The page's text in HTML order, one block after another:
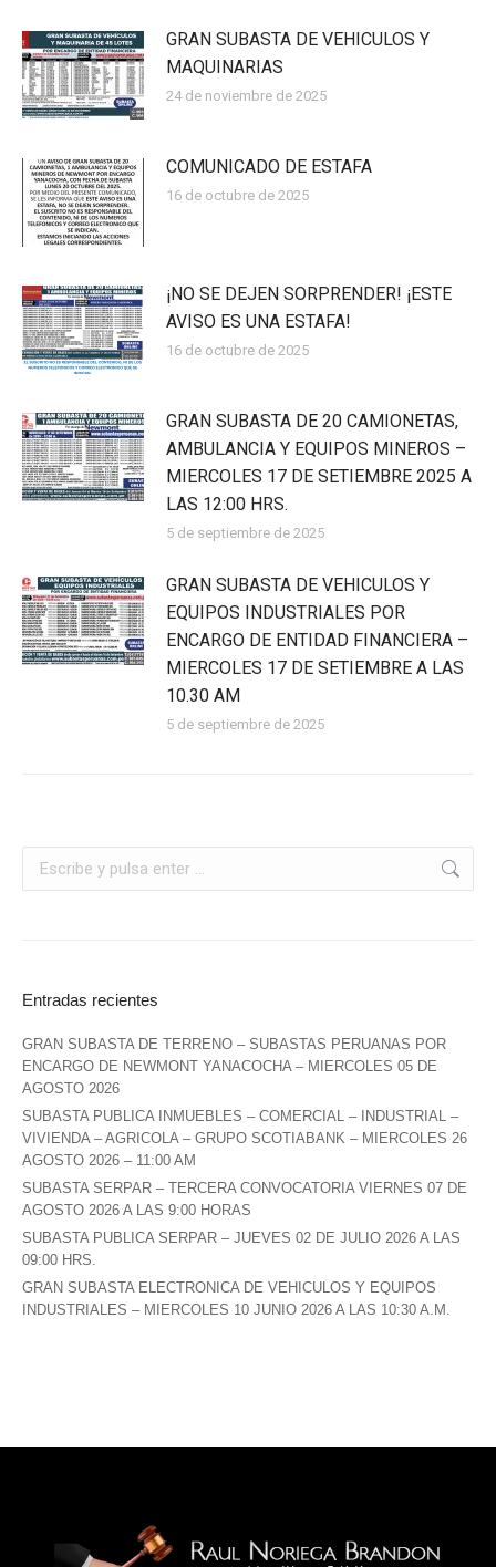
GRAN SUBASTA DE VEHICULOS Y
MAQUINARIAS
24 de noviembre de 2025
COMUNICADO DE ESTAFA
16 de octubre de 2025
¡NO SE DEJEN SORPRENDER! ¡ESTE
AVISO ES UNA ESTAFA!
16 de octubre de 2025
GRAN SUBASTA DE 20 CAMIONETAS,
AMBULANCIA Y EQUIPOS MINEROS –
MIERCOLES 17 DE SETIEMBRE 2025 A
LAS 12:00 HRS.
5 de septiembre de 2025
GRAN SUBASTA DE VEHICULOS Y
EQUIPOS INDUSTRIALES POR
ENCARGO DE ENTIDAD FINANCIERA –
MIERCOLES 17 DE SETIEMBRE A LAS
10.30 AM
5 de septiembre de 2025
Entradas recientes
GRAN SUBASTA DE TERRENO – SUBASTAS PERUANAS POR
ENCARGO DE NEWMONT YANACOCHA – MIERCOLES 05 DE
AGOSTO 2026
SUBASTA PUBLICA INMUEBLES – COMERCIAL – INDUSTRIAL –
VIVIENDA – AGRICOLA – GRUPO SCOTIABANK – MIERCOLES 26
AGOSTO 2026 – 11:00 AM
SUBASTA SERPAR – TERCERA CONVOCATORIA VIERNES 07 DE
AGOSTO 2026 A LAS 9:00 HORAS
SUBASTA PUBLICA SERPAR – JUEVES 02 DE JULIO 2026 A LAS
09:00 HRS.
GRAN SUBASTA ELECTRONICA DE VEHICULOS Y EQUIPOS
INDUSTRIALES – MIERCOLES 10 JUNIO 2026 A LAS 10:30 A.M.